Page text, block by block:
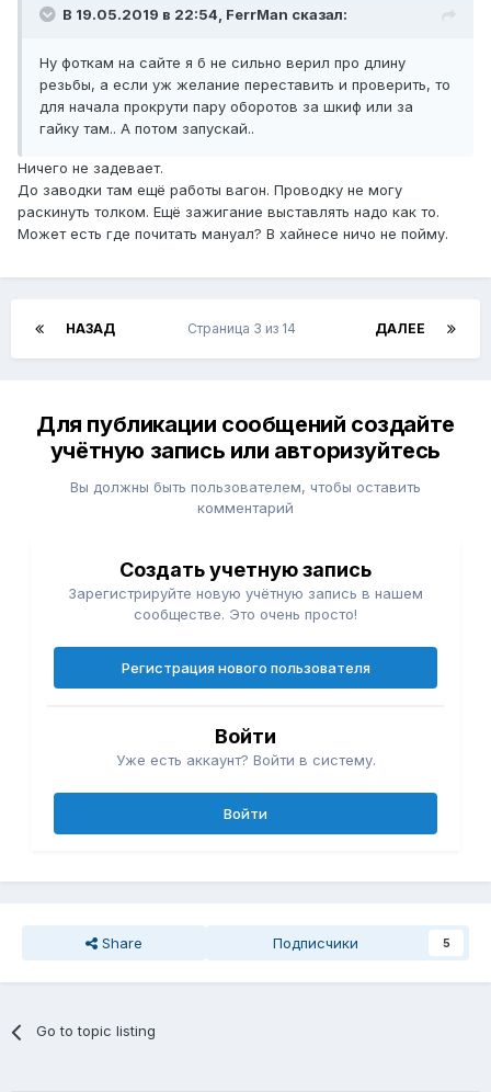
В 19.05.2019 в 22:54, FerrMan сказал:
Ну фоткам на сайте я б не сильно верил про длину
резьбы, а если уж желание переставить и проверить, то
для начала прокрути пару оборотов за шкиф или за
гайку там.. А потом запускай..
Ничего не задевает.
До заводки там ещё работы вагон. Проводку не могу
раскинуть толком. Ещё зажигание выставлять надо как то.
Может есть где почитать мануал? В хайнесе ничо не пойму.
НАЗАД ДАЛЕЕ
Страница 3 из 14
Для публикации сообщений создайте
учётную запись или авторизуйтесь
Вы должны быть пользователем, чтобы оставить
комментарий
Создать учетную запись
Зарегистрируйте новую учётную запись в нашем
сообществе. Это очень просто!
Регистрация нового пользователя
Войти
Уже есть аккаунт? Войти в систему.
Войти
Share Подписчики 5
Go to topic listing